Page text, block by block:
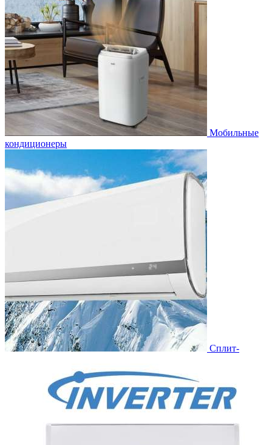
Мобильные
кондиционеры
Сплит-